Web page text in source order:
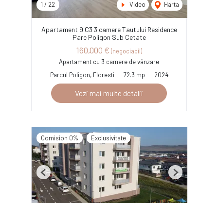
1 / 22 Video Harta
Apartament 9 C3 3 camere Tautului Residence
Parc Poligon Sub Cetate
160,000 € (negociabil)
Apartament cu 3 camere de vânzare
Parcul Poligon, Floresti
72.3 mp 2024
Vezi mai multe detalii
Comision 0% Exclusivitate
Previous Next